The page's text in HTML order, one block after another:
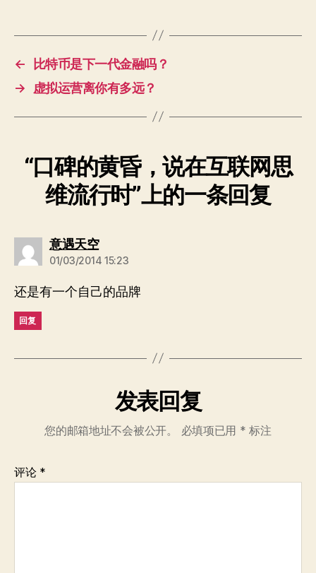
←
比特币是下一代金融吗？
→
虚拟运营离你有多远？
“口碑的黄昏，说在互联网思
维流行时”上的一条回复
意遇天空说：
01/03/2014 15:23
还是有一个自己的品牌
回复
发表回复
您的邮箱地址不会被公开。 必填项已用 * 标注
评论 *